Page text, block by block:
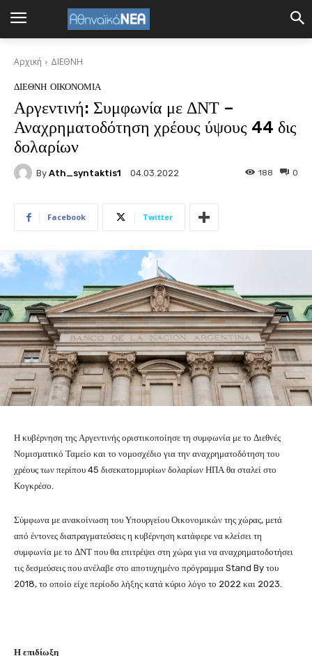
Αρχική ΔΙΕΘΝΗ
ΔΙΕΘΝΗ ΟΙΚΟΝΟΜΙΑ
Αργεντινή: Συμφωνία με ΔΝΤ –
Αναχρηματοδότηση χρέους ύψους 44 δις
δολαρίων
By Ath_syntaktis1 04.03.2022 0
188
Facebook Twitter
Η κυβέρνηση της Αργεντινής οριστικοποίησε τη συμφωνία με το Διεθνές
Νομισματικό Ταμείο και το νομοσχέδιο για την αναχρηματοδότηση του
χρέους των περίπου 45 δισεκατομμυρίων δολαρίων ΗΠΑ θα σταλεί στο
Κογκρέσο.
Σύμφωνα με ανακοίνωση του Υπουργείου Οικονομικών της χώρας, μετά
από έντονες διαπραγματεύσεις η κυβέρνηση κατάφερε να κλείσει τη
συμφωνία με το ΔΝΤ που θα επιτρέψει στη χώρα για να αναχρηματοδοτήσει
τις δεσμεύσεις που ανέλαβε στο αποτυχημένο πρόγραμμα Stand By του
2018, το οποίο είχε περίοδο λήξης κατά κύριο λόγο το 2022 και 2023.
Η επιδίωξη